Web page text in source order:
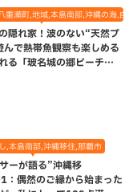
重瀬町,地域,本島南部,沖縄の海,自
隠れ家！波のない“天然プ
んで熱帯魚観察も楽しめる
る「玻名城の郷ビーチ」
,本島南部,沖縄移住,那覇市
ーが語る”沖縄移
：偶然のご縁から始まった